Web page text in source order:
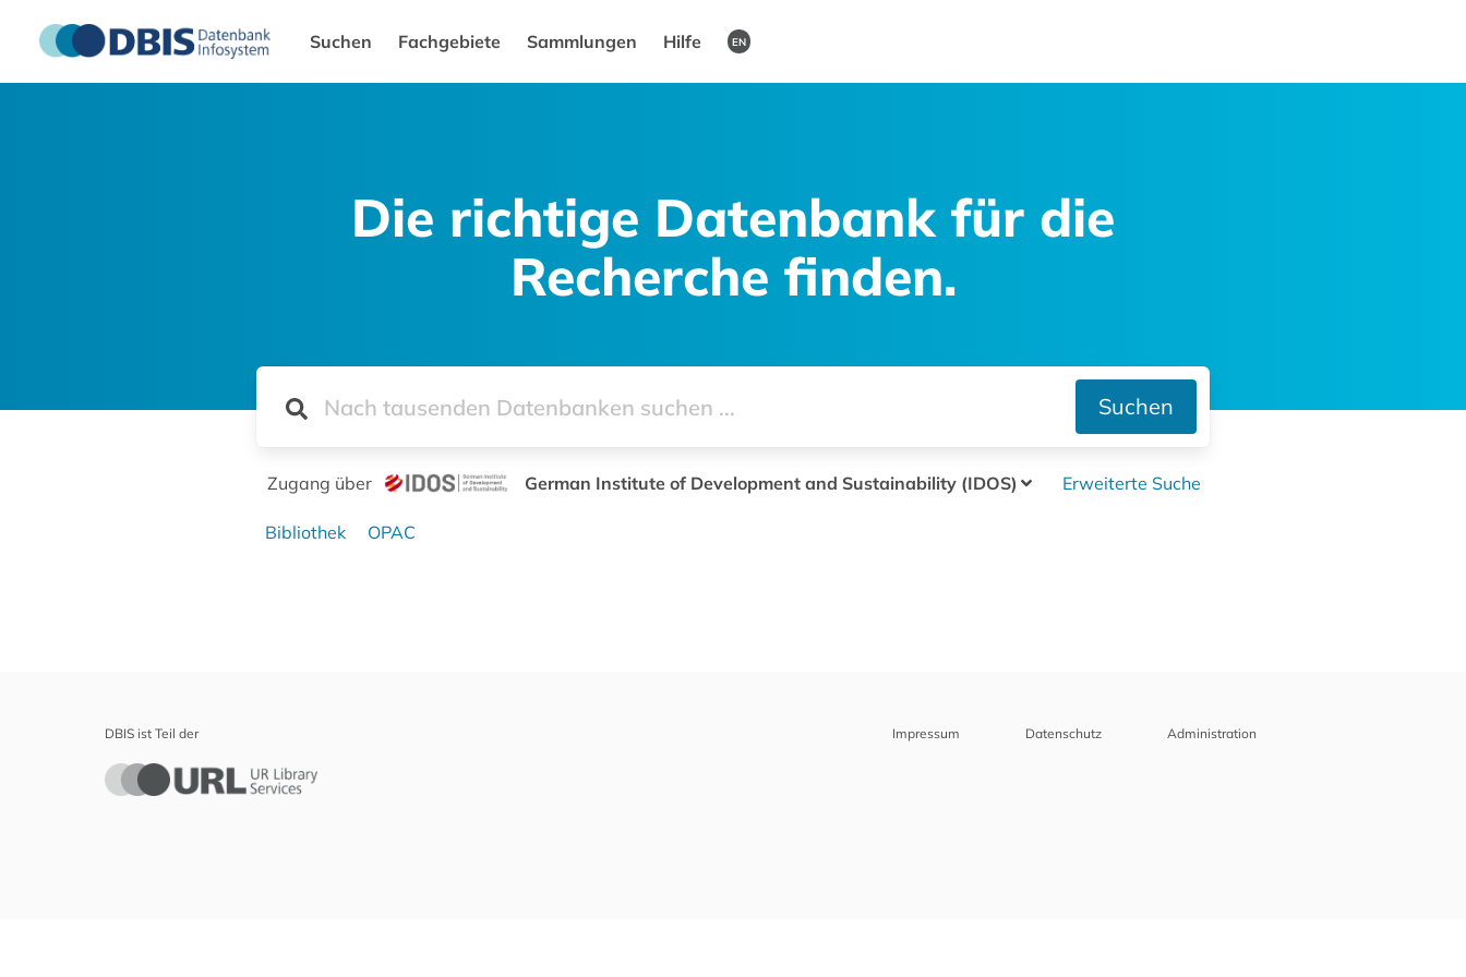
Suchen Fachgebiete Sammlungen Hilfe EN
Die richtige Datenbank für die
Recherche finden.
Suchen
Zugang über German Institute of Development and Sustainability (IDOS) Erweiterte Suche
Bibliothek OPAC
DBIS ist Teil der Impressum Datenschutz Administration